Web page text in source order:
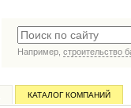
Например, строительство
КАТАЛОГ КОМПАНИЙ